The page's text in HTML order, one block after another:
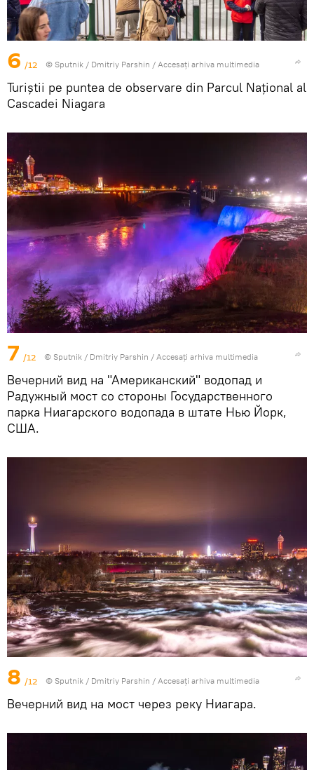
6 /12 © Sputnik / Dmitriy Parshin / Accesați arhiva multimedia
Turiștii pe puntea de observare din Parcul Național al
Cascadei Niagara
7 /12 © Sputnik / Dmitriy Parshin / Accesați arhiva multimedia
Вечерний вид на "Американский" водопад и
Радужный мост со стороны Государственного
парка Ниагарского водопада в штате Нью Йорк,
США.
8 /12 © Sputnik / Dmitriy Parshin / Accesați arhiva multimedia
Вечерний вид на мост через реку Ниагара.